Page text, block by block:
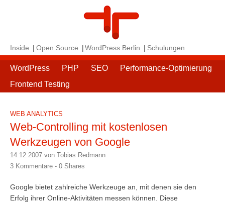
Inside Open Source WordPress Berlin Schulungen
WordPress PHP SEO
Performance-Optimierung
Frontend Testing
WEB ANALYTICS
Web-Controlling mit kostenlosen
Werkzeugen von Google
14.12.2007 von Tobias Redmann
3 Kommentare - 0 Shares
Google bietet zahlreiche Werkzeuge an, mit denen sie den
Erfolg ihrer Online-Aktivitäten messen können. Diese